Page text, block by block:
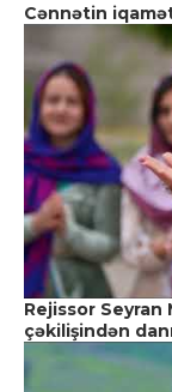
Cənnətin
Rejissor
çəkilişindən